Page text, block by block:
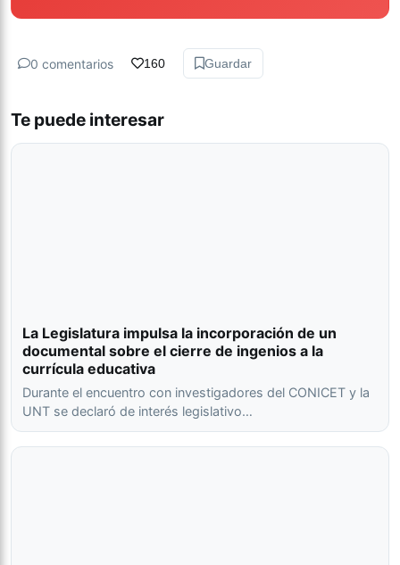
0 comentarios 160 Guardar
Te puede interesar
La Legislatura impulsa la incorporación de un
documental sobre el cierre de ingenios a la
currícula educativa
Durante el encuentro con investigadores del CONICET y la
UNT se declaró de interés legislativo…